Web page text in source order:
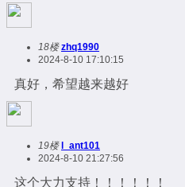
18楼 zhq1990
2024-8-10 17:10:15
真好，希望越来越好
19楼
l_ant101
2024-8-10 21:27:56
这个大力支持！！！！！！